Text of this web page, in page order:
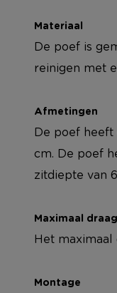
Materiaal
De poef is
reinigen met
Afmetingen
De poef heeft
cm. De poef
zitdiepte van
Maximaal
Het maximaal
Montage